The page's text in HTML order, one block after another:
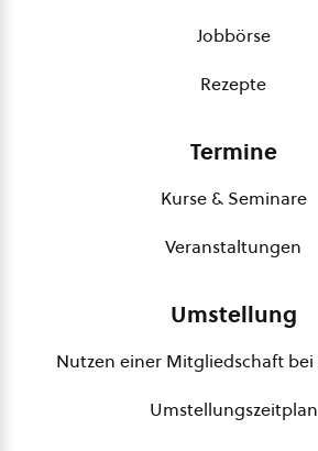
Jobbörse
Rezepte
Termine
Kurse & Seminare
Veranstaltungen
Umstellung
Nutzen einer Mitgliedschaft bei
Umstellungszeitplan